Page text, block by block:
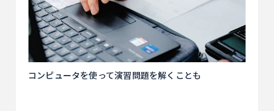
コンピュータを使って演習問題を解くことも